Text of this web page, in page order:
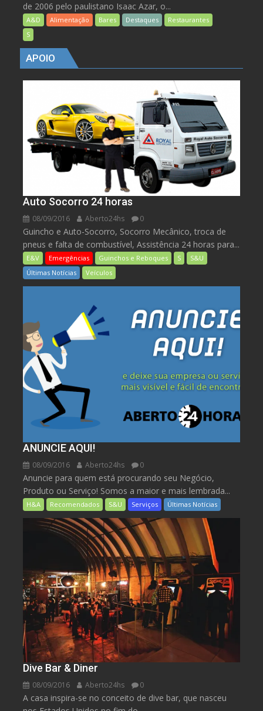
de 2006 pelo paulistano Isaac Azar, o...
A&D Alimentação Bares Destaques
Restaurantes
S
APOIO
Auto Socorro 24 horas
08/09/2016 Aberto24hs 0
Guincho e Auto-Socorro, Socorro Mecânico, troca de
pneus e falta de combustível, Assistência 24 horas para...
E&V Emergências Guinchos e Reboques S
S&U
Últimas Notícias
Veículos
ANUNCIE AQUI!
08/09/2016 Aberto24hs 0
Anuncie para quem está procurando seu Negócio,
Produto ou Serviço! Somos a maior e mais lembrada...
H&A Recomendados S&U Serviços Últimas Notícias
Dive Bar & Diner
08/09/2016 Aberto24hs 0
A casa inspira-se no conceito de dive bar, que nasceu